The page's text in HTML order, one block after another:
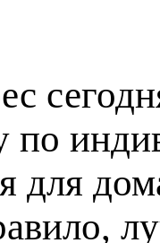
для